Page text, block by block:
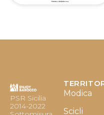
PSR Sicilia
2014-2022
Modica
Scicli